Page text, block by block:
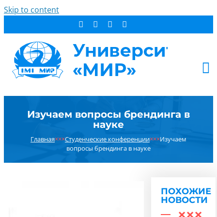
Skip to content
СТУДЕНТУ
ОБ УНИВЕРСИТЕТЕ
НОВОСТИ
Изучаем вопросы брендинга в
науке
Главная×××Студенческие конференции×××Изучаем
вопросы брендинга в науке
ПОХОЖИЕ
НОВОСТИ